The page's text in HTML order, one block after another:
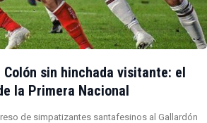
Colón sin hinchada visitante: el
la Primera Nacional
de simpatizantes santafesinos al Gallardón